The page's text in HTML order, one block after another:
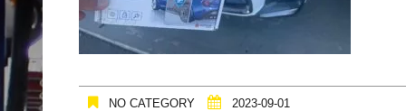
NO CATEGORY 2023-09-01